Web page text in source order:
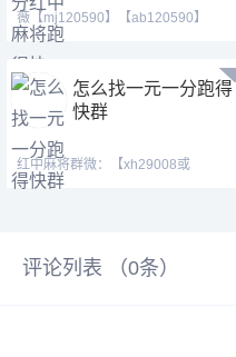
薇【mj120590】【ab120590】
【hf420624】，最火热的跑得
怎么找一元一分跑得
快群
红中麻将群微：【xh29008或
xh19008】【tj19008】QQ：(3782
评论列表 （0条）